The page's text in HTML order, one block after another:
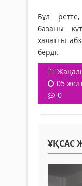
Бұл
базаны
халатты
берді.
05
0
ҰҚСАС